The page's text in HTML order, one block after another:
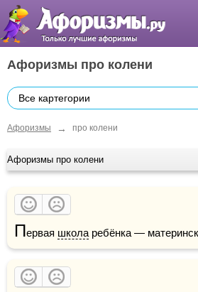
Афоризмы про колени
Все картегории
Афоризмы → про колени
Афоризмы про колени
Первая школа ребёнка —